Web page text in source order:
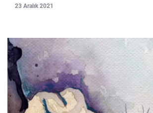
23 Aralık 2021